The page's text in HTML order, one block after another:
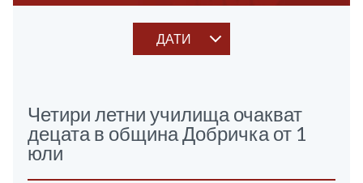
ДАТИ
Четири летни училища очакват
децата в община Добричка от 1
юли